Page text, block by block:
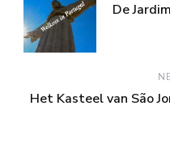
De
Het Kasteel van São